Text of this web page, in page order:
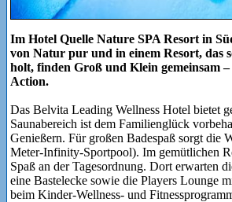
Im Hotel Quelle Nature SPA Resort in
von Natur pur und in einem Resort, das
holt, finden Groß und Klein gemeinsam
Action.
Das Belvita Leading Wellness Hotel bietet
Saunabereich ist dem Familienglück
Genießern. Für großen Badespaß sorgt die
Meter-Infinity-Sportpool). Im gemütlichen
Spaß an der Tagesordnung. Dort erwarten
eine Bastelecke sowie die Players Lounge
beim Kinder-Wellness- und